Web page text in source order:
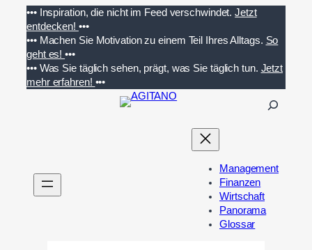
Inhalt
springen
••• Inspiration, die nicht im Feed verschwindet. Jetzt
entdecken! •••
••• Machen Sie Motivation zu einem Teil Ihres Alltags. So
geht es!•••
••• Was Sie täglich sehen, prägt, was Sie täglich tun. Jetzt
mehr erfahren! •••
n
Management
Finanzen
Wirtschaft
Panorama
Glossar